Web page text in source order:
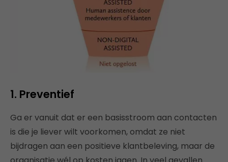
1. Preventief
Ga er vanuit dat er een basisstroom aan contacten
is die je liever wilt voorkomen, omdat ze niet
bijdragen aan een positieve klantbeleving, maar de